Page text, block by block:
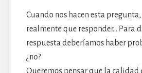
Cuando nos hacen esta
realmente que responder… Para
respuesta deberíamos haber
¿no?
Queremos pensar que la calidad